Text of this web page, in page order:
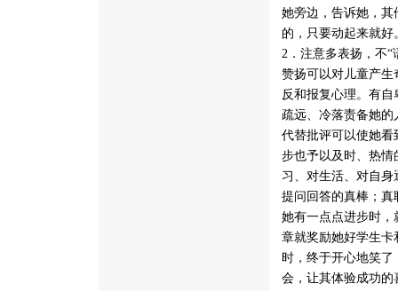
她旁边，告诉她，
的，只要动起来就好
2．注意多表扬，不“
赞扬可以对儿童产生
反和报复心理。有
疏远、冷落责备她
代替批评可以使她
步也予以及时、热
习、对生活、对自
提问回答的真棒；
她有一点点进步时
章就奖励她好学生
时，终于开心地笑
会，让其体验成功